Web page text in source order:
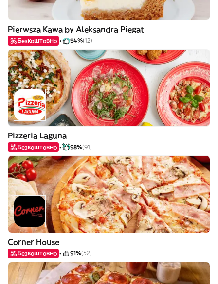
Pierwsza Kawa by Aleksandra Piegat
Безкоштовно 94%(12)
Pizzeria Laguna
Безкоштовно 98%(91)
Corner House
Безкоштовно 91%(52)